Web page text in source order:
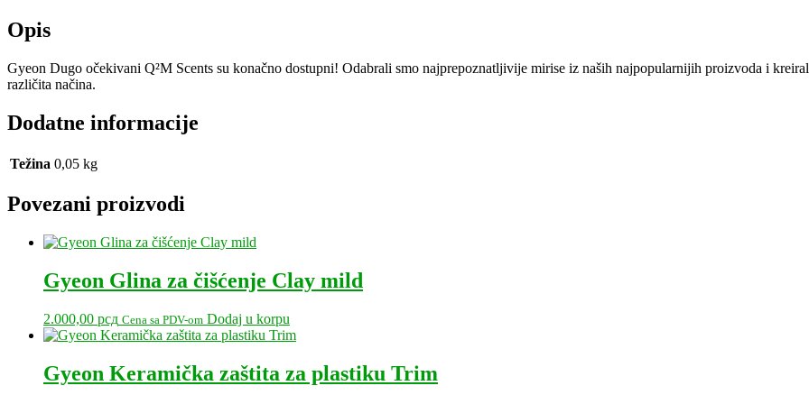
količina
Opis
Gyeon Dugo očekivani Q²M Scents su konačno dostupni! Odabrali smo najprepoznatljivije mirise iz naših najpopularnijih proizvoda i
različita načina.
Dodatne informacije
Težina 0,05 kg
Povezani proizvodi
Gyeon Glina za čišćenje Clay mild
2.000,00 рсд Cena sa PDV-om Dodaj u korpu
Gyeon Keramička zaštita za plastiku Trim